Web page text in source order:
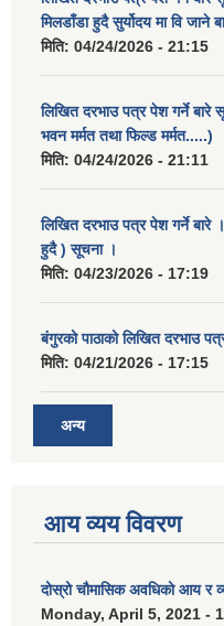
मिलडाँडा हुदै सुर्योदय मा वि जाने
मिति: 04/24/2026 - 21:15
लिखित दरभाउ पत्र पेश गर्ने बारे
भवन मर्मत तथा फिल्ड मर्मत.....)
मिति: 04/24/2026 - 21:11
लिखित दरभाउ पत्र पेश गर्ने बारे
हुदै ) सूचना ।
मिति: 04/23/2026 - 17:19
बंगुरको पाठाको लिखित दरभाउ
मिति: 04/21/2026 - 17:15
अन्य
आय व्यय विवरण
दोस्रो चौमासिक अवधिको आय र
Monday, April 5, 2021 -